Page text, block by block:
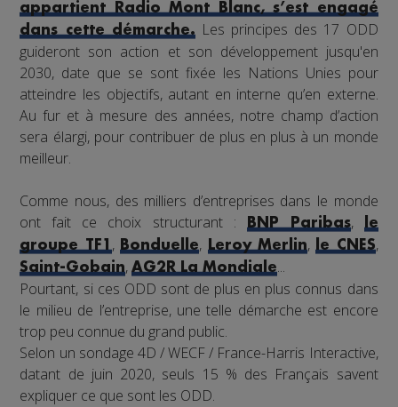
appartient Radio Mont Blanc, s’est engagé
dans cette démarche.Les principes des 17 ODD
guideront son action et son développement jusqu'en
2030, date que se sont fixée les Nations Unies pour
atteindre les objectifs, autant en interne qu’en externe.
Au fur et à mesure des années, notre champ d’action
sera élargi, pour contribuer de plus en plus à un monde
meilleur.
Comme nous, des milliers d’entreprises dans le monde
ont fait ce choix structurant :
BNP Paribas,
le
groupe TF1 , Bonduelle, Leroy Merlin, le CNES,
Saint-Gobain,AG2R La Mondiale...
Pourtant, si ces ODD sont de plus en plus connus dans
le milieu de l’entreprise, une telle démarche est encore
trop peu connue du grand public.
Selon un sondage 4D / WECF / France-Harris Interactive,
datant de juin 2020, seuls 15 % des Français savent
expliquer ce que sont les ODD.